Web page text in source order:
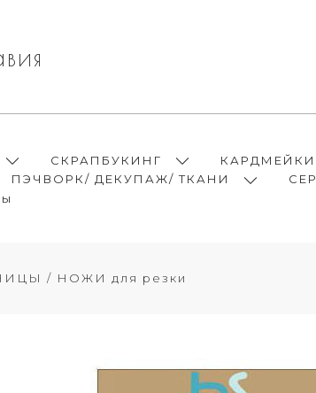
СКРАПБУКИНГ
ПЭЧВОРК/ ДЕКУПАЖ/ ТКАНИ
/ НОЖИ для резки